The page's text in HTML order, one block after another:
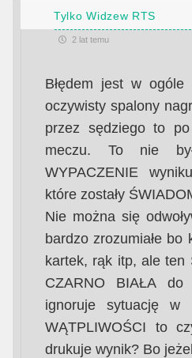
Tylko Widzew RTS
2 lat temu
Błędem jest w
oczywisty spalony
przez sędziego to
meczu. To nie
WYPACZENIE
które zostały
Nie można się
bardzo zrozumiałe bo
kartek, rąk itp, ale ten
CZARNO BIAŁA
ignoruje sytuację w
WĄTPLIWOŚCI to
drukuje wynik? Bo